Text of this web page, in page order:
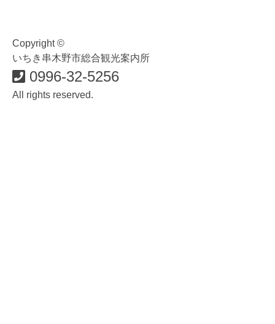
Copyright ©
いちき串木野市総合観光案内所
0996-32-5256
All rights reserved.